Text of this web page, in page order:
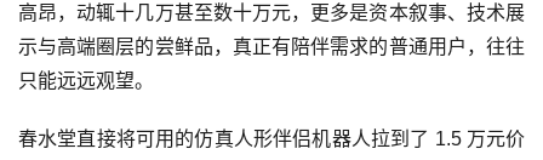
高昂，动辄十几万甚至数十万元，更多是资本叙事、技术展
示与高端圈层的尝鲜品，真正有陪伴需求的普通用户，往往
只能远远观望。
春水堂直接将可用的仿真人形伴侣机器人拉到了 1.5 万元价